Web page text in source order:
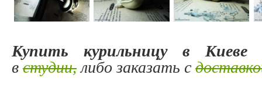
Купить курильницу в Киеве
в студии,либо заказать с